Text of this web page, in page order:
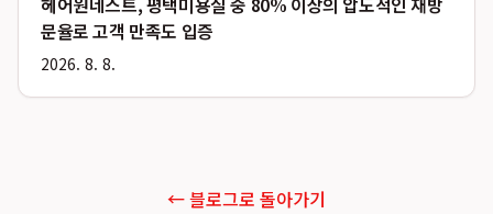
문율로 고객 만족도 입증
2026. 8. 8.
← 블로그로 돌아가기